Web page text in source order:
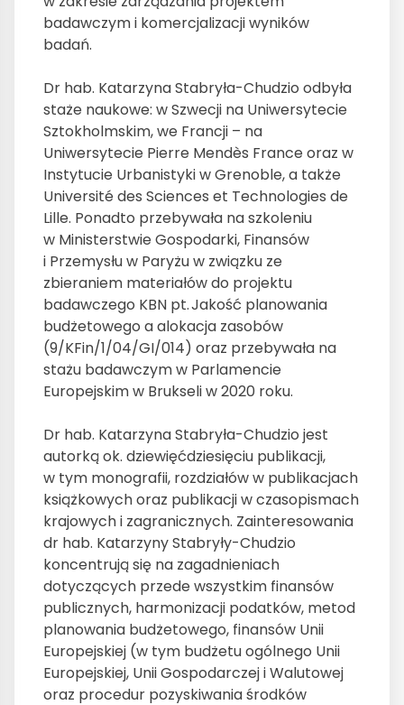
badawczym i komercjalizacji wyników
badań.
Dr hab. Katarzyna Stabryła-Chudzio odbyła
staże naukowe: w Szwecji na Uniwersytecie
Sztokholmskim, we Francji – na
Uniwersytecie Pierre Mendès France oraz w
Instytucie Urbanistyki w Grenoble, a także
Université des Sciences et Technologies de
Lille. Ponadto przebywała na szkoleniu
w Ministerstwie Gospodarki, Finansów
i Przemysłu w Paryżu w związku ze
zbieraniem materiałów do projektu
badawczego KBN pt. Jakość planowania
budżetowego a alokacja zasobów
(9/KFin/1/04/GI/014) oraz przebywała na
stażu badawczym w Parlamencie
Europejskim w Brukseli w 2020 roku.
Dr hab. Katarzyna Stabryła-Chudzio jest
autorką ok. dziewięćdziesięciu publikacji,
w tym monografii, rozdziałów w publikacjach
książkowych oraz publikacji w czasopismach
krajowych i zagranicznych. Zainteresowania
dr hab. Katarzyny Stabryły-Chudzio
koncentrują się na zagadnieniach
dotyczących przede wszystkim finansów
publicznych, harmonizacji podatków, metod
planowania budżetowego, finansów Unii
Europejskiej (w tym budżetu ogólnego Unii
Europejskiej, Unii Gospodarczej i Walutowej
oraz procedur pozyskiwania środków